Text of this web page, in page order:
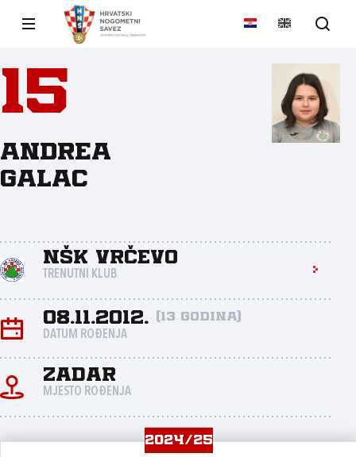
15
Andrea
Galac
NŠK Vrčevo
TRENUTNI KLUB
08.11.2012. (13 godina)
DATUM ROĐENJA
Zadar
MJESTO ROĐENJA
2024/25